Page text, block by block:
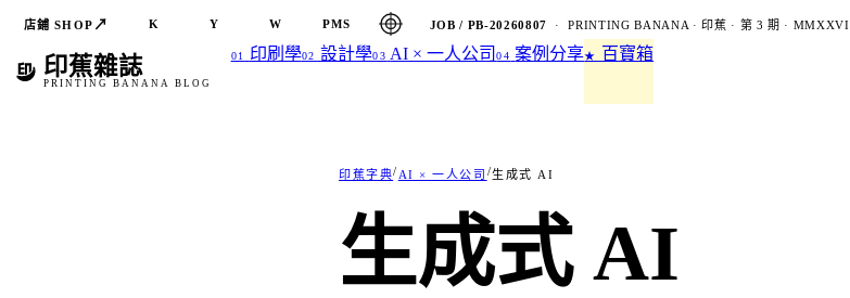
店鋪 SHOP ↗ K Y W PMS JOB / PB-20260807 · PRINTING BANANA · 印蕉 · 第 3 期 · MMXXVI
印蕉雜誌
PRINTING BANANA BLOG
01 印刷學02 設計學03 AI × 一人公司04 案例分享★ 百寶箱
印蕉字典/ AI × 一人公司 /生成式 AI
生成式 AI